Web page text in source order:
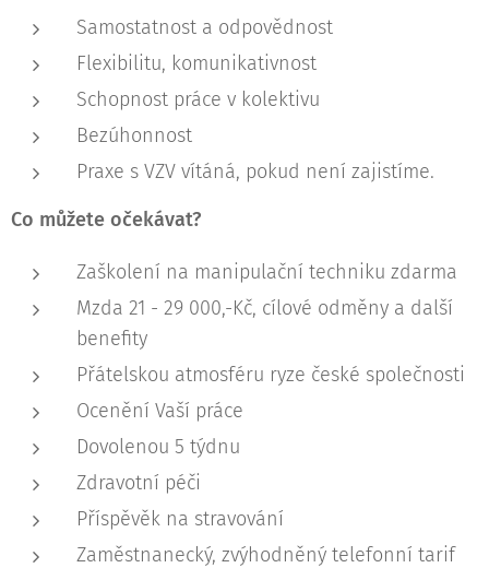
Samostatnost a odpovědnost
Flexibilitu, komunikativnost
Schopnost práce v kolektivu
Bezúhonnost
Praxe s VZV vítáná, pokud není zajistíme.
Co můžete očekávat?
Zaškolení na manipulační techniku zdarma
Mzda 21 - 29 000,-Kč, cílové odměny a další
benefity
Přátelskou atmosféru ryze české společnosti
Ocenění Vaší práce
Dovolenou 5 týdnu
Zdravotní péči
Příspěvěk na stravování
Zaměstnanecký, zvýhodněný telefonní tarif